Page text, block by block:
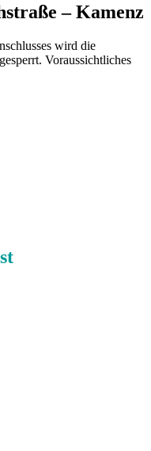
– Kamenz
wird die
Voraussichtliches